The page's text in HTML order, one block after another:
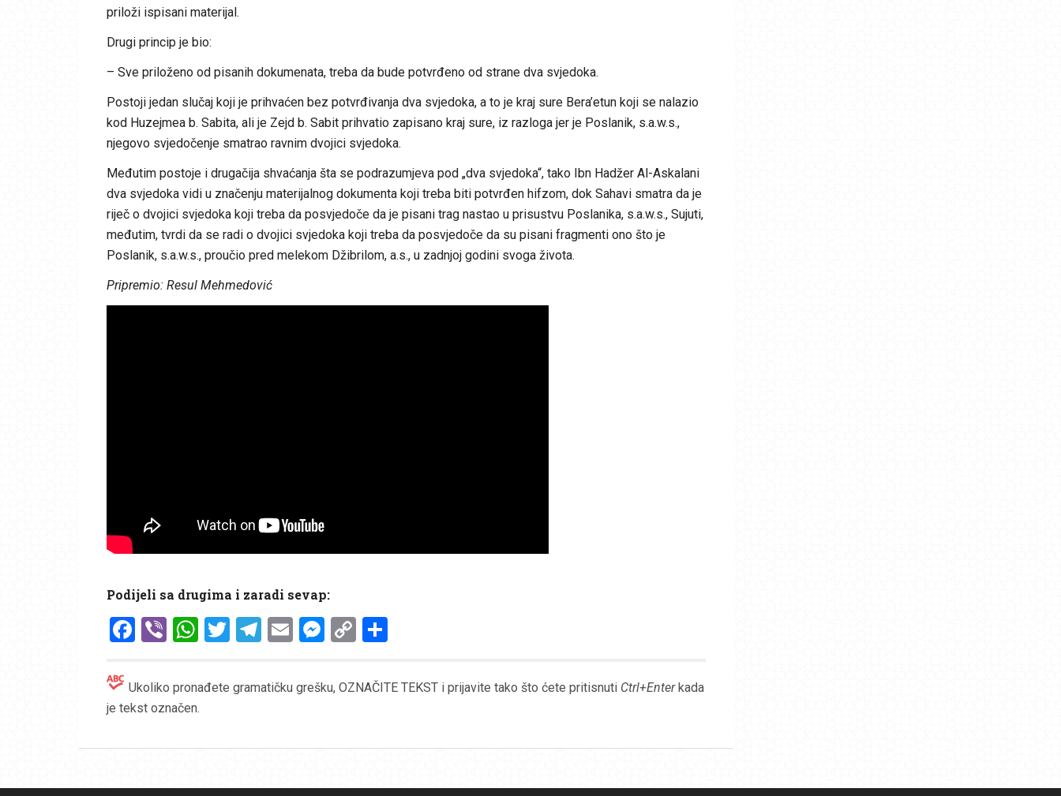
priloži ispisani materijal.
Drugi princip je bio:
– Sve priloženo od pisanih dokumenata, treba da bude potvrđeno od strane dva svjedoka.
Postoji jedan slučaj koji je prihvaćen bez potvrđivanja dva svjedoka, a to je kraj sure Bera’etun koji se nalazio
kod Huzejmea b. Sabita, ali je Zejd b. Sabit prihvatio zapisano kraj sure, iz razloga jer je Poslanik, s.a.w.s.,
njegovo svjedočenje smatrao ravnim dvojici svjedoka.
Međutim postoje i drugačija shvaćanja šta se podrazumjeva pod „dva svjedoka“, tako Ibn Hadžer Al-Askalani
dva svjedoka vidi u značenju materijalnog dokumenta koji treba biti potvrđen hifzom, dok Sahavi smatra da je
riječ o dvojici svjedoka koji treba da posvjedoče da je pisani trag nastao u prisustvu Poslanika, s.a.w.s., Sujuti,
međutim, tvrdi da se radi o dvojici svjedoka koji treba da posvjedoče da su pisani fragmenti ono što je
Poslanik, s.a.w.s., proučio pred melekom Džibrilom, a.s., u zadnjoj godini svoga života.
Pripremio: Resul Mehmedović
Podijeli sa drugima i zaradi sevap:
Facebook
ViberWhatsApp
Twitter
Telegram
EmailMessenger
CopyShare
Ukoliko pronađete gramatičku grešku, OZNAČITE TEKST i prijavite tako što ćete pritisnuti Ctrl+Enterkada
je tekst označen.